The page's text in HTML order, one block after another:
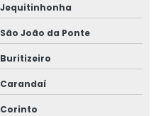
de equipes de melhoria
de alimentos e
Jequitinhonha
São João da Ponte
Buritizeiro
Carandaí
Corinto